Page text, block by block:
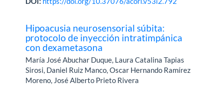
Hipoacusia neurosensorial súbita:
protocolo de inyección intratimpánica
con dexametasona
María José Abuchar Duque, Laura Catalina Tapias
Sirosi, Daniel Ruiz Manco, Oscar Hernando Ramírez
Moreno, José Alberto Prieto Rivera